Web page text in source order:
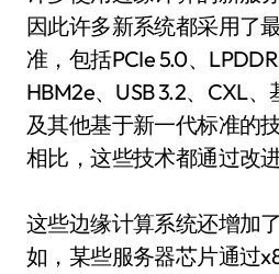
因此许多新系统都采用了
准，包括PCIe 5.0、
HBM2e、USB 3.2、CXL
及其他基于新一代标准的
相比，这些技术都通过改
这些边缘计算系统还增加
如，某些服务器芯片通过